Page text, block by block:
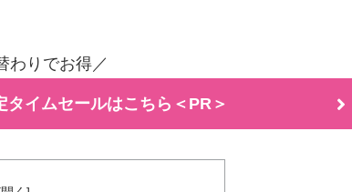
わりでお得／
イムセールはこちら＜PR＞